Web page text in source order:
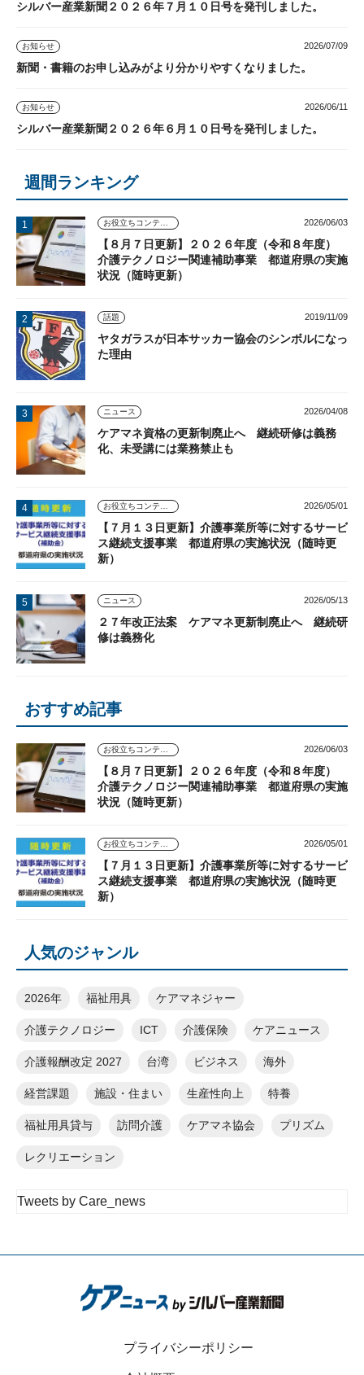
シルバー産業新聞２０２６年７月１０日号を発刊しました。
お知らせ 2026/07/09
新聞・書籍のお申し込みがより分かりやすくなりました。
お知らせ 2026/06/11
シルバー産業新聞２０２６年６月１０日号を発刊しました。
週間ランキング
お役立ちコンテンツ 2026/06/03
【８月７日更新】２０２６年度（令和８年度）
介護テクノロジー関連補助事業 都道府県の実施
状況（随時更新）
話題 2019/11/09
ヤタガラスが日本サッカー協会のシンボルになっ
た理由
ニュース 2026/04/08
ケアマネ資格の更新制廃止へ 継続研修は義務
化、未受講には業務禁止も
お役立ちコンテンツ 2026/05/01
【７月１３日更新】介護事業所等に対するサービ
ス継続支援事業 都道府県の実施状況（随時更
新）
ニュース 2026/05/13
２７年改正法案 ケアマネ更新制廃止へ 継続研
修は義務化
おすすめ記事
お役立ちコンテンツ 2026/06/03
【８月７日更新】２０２６年度（令和８年度）
介護テクノロジー関連補助事業 都道府県の実施
状況（随時更新）
お役立ちコンテンツ 2026/05/01
【７月１３日更新】介護事業所等に対するサービ
ス継続支援事業 都道府県の実施状況（随時更
新）
人気のジャンル
2026年 福祉用具 ケアマネジャー
介護テクノロジー ICT 介護保険 ケアニュース
介護報酬改定 2027 台湾 ビジネス 海外
経営課題 施設・住まい 生産性向上 特養
福祉用具貸与 訪問介護 ケアマネ協会 プリズム
レクリエーション
Tweets by Care_news
プライバシーポリシー